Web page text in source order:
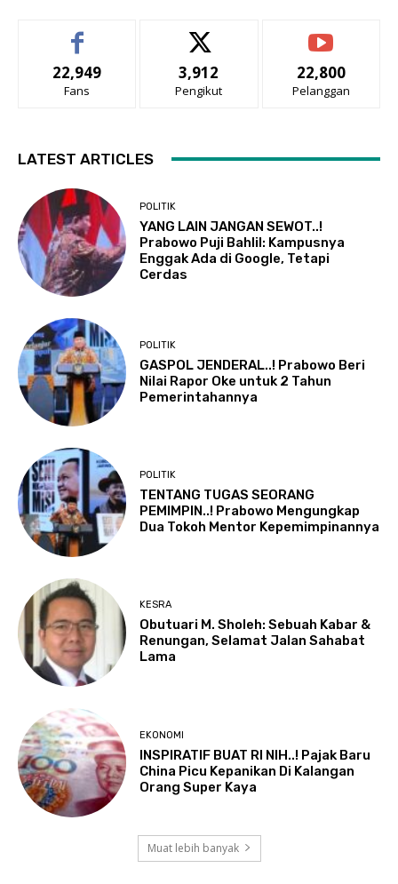
22,949
Fans
3,912
Pengikut
22,800
Pelanggan
LATEST ARTICLES
POLITIK
YANG LAIN JANGAN SEWOT..!
Prabowo Puji Bahlil: Kampusnya
Enggak Ada di Google, Tetapi
Cerdas
POLITIK
GASPOL JENDERAL..! Prabowo Beri
Nilai Rapor Oke untuk 2 Tahun
Pemerintahannya
POLITIK
TENTANG TUGAS SEORANG
PEMIMPIN..! Prabowo Mengungkap
Dua Tokoh Mentor Kepemimpinannya
KESRA
Obutuari M. Sholeh: Sebuah Kabar &
Renungan, Selamat Jalan Sahabat
Lama
EKONOMI
INSPIRATIF BUAT RI NIH..! Pajak Baru
China Picu Kepanikan Di Kalangan
Orang Super Kaya
Muat lebih banyak